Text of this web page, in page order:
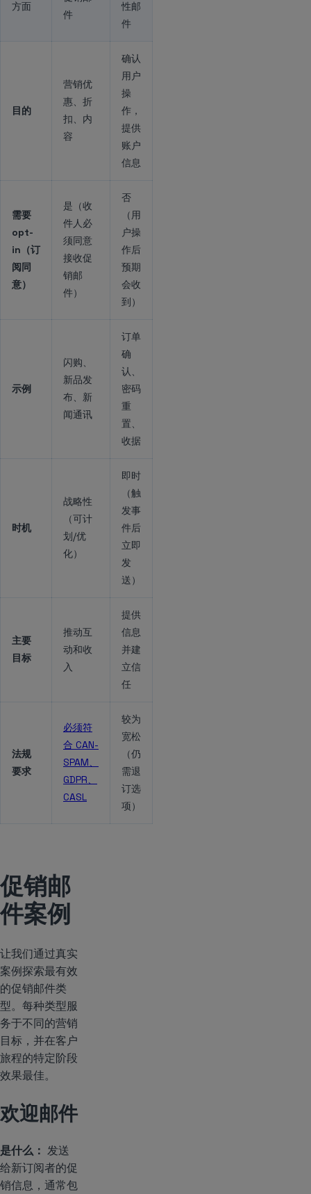
方面
件
性邮
件
目的
营销优
惠、折
扣、内
容
确认
用户
操
作，
提供
账户
信息
需要
opt-
in（订
阅同
意）
是（收
件人必
须同意
接收促
销邮
件）
否
（用
户操
作后
预期
会收
到）
示例
闪购、
新品发
布、新
闻通讯
订单
确
认、
密码
重
置、
收据
时机
战略性
（可计
划/优
化）
即时
（触
发事
件后
立即
发
送）
主要
目标
推动互
动和收
入
提供
信息
并建
立信
任
法规
要求
必须符
合 CAN-
SPAM、
GDPR、
CASL
较为
宽松
（仍
需退
订选
项）
促销邮
件案例
让我们通过真实
案例探索最有效
的促销邮件类
型。每种类型服
务于不同的营销
目标，并在客户
旅程的特定阶段
效果最佳。
欢迎邮件
是什么： 发送
给新订阅者的促
销信息，通常包